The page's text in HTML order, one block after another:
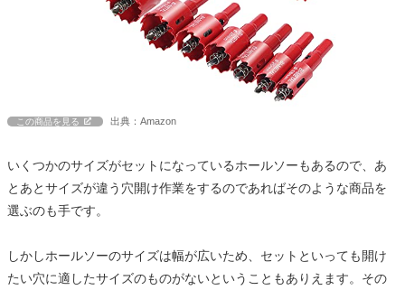
この商品を見る 出典：Amazon
いくつかのサイズがセットになっているホールソーもあるので、あ
とあとサイズが違う穴開け作業をするのであればそのような商品を
選ぶのも手です。
しかしホールソーのサイズは幅が広いため、セットといっても開け
たい穴に適したサイズのものがないということもありえます。その